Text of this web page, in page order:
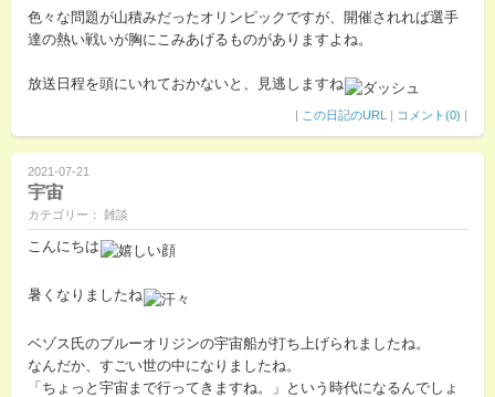
色々な問題が山積みだったオリンピックですが、開催されれば選手
達の熱い戦いが胸にこみあげるものがありますよね。
放送日程を頭にいれておかないと、見逃しますね
| この日記のURL | コメント(0) |
2021-07-21
宇宙
カテゴリー： 雑談
こんにちは
暑くなりましたね
ベゾス氏のブルーオリジンの宇宙船が打ち上げられましたね。
なんだか、すごい世の中になりましたね。
「ちょっと宇宙まで行ってきますね。」という時代になるんでしょ